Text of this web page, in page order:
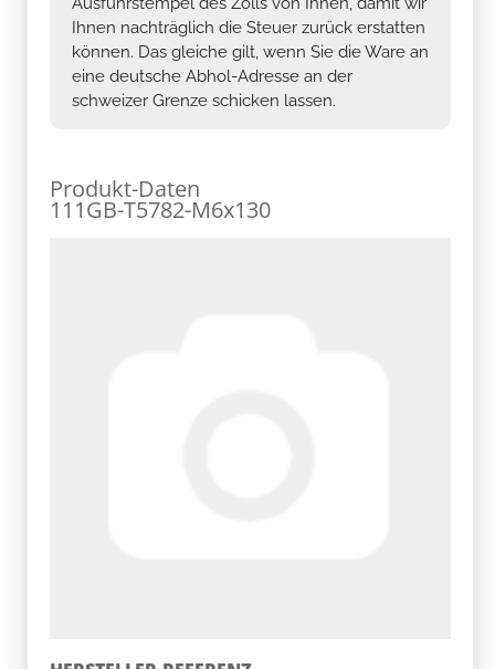
Ihnen nachträglich die Steuer zurück erstatten
können. Das gleiche gilt, wenn Sie die Ware an
eine deutsche Abhol-Adresse an der
schweizer Grenze schicken lassen.
Produkt-Daten
111GB-T5782-M6x130